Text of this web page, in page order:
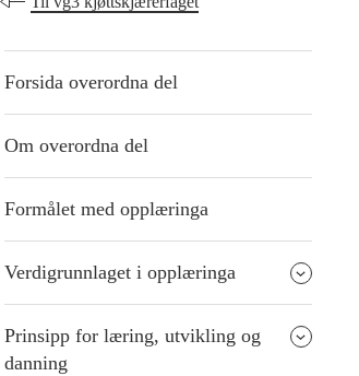
Forsida overordna del
Om overordna del
Formålet med opplæringa
Verdigrunnlaget i opplæringa
Prinsipp for læring, utvikling og
danning